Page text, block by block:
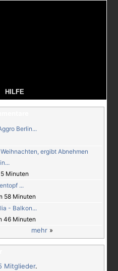
HILFE
Berlin...
ergibt Abnehmen
Minuten
...
58 Minuten
- Balkon...
46 Minuten
mehr »
Mitglieder.